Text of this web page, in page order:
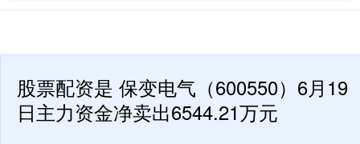
股票配资是 保变电气（600550）6月19
日主力资金净卖出6544.21万元